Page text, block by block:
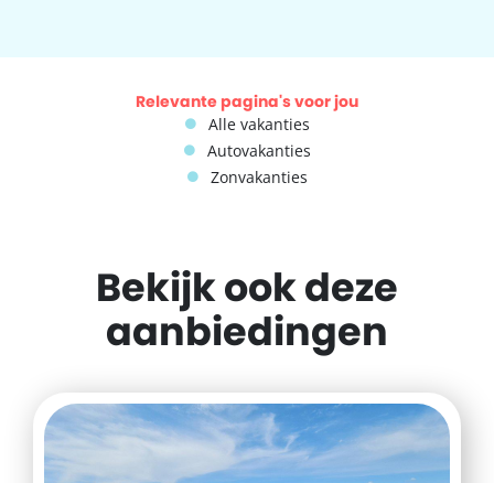
Relevante pagina's voor jou
Alle vakanties
Autovakanties
Zonvakanties
Bekijk ook deze
aanbiedingen